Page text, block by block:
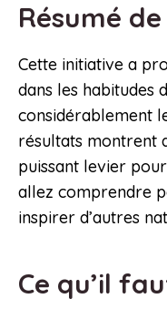
Résumé
Cette initiative a
dans les habitudes
considérablement
résultats montrent
puissant levier
allez comprendre
inspirer d’autres
Ce qu’il